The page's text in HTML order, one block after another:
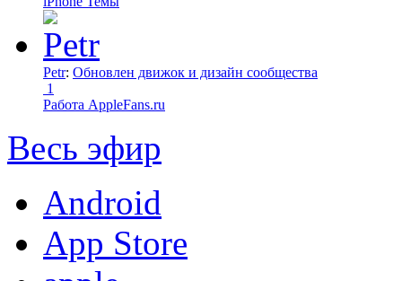
Petr: Обновлен движок и дизайн сообщества
1
Работа AppleFans.ru
Весь эфир
Android
App Store